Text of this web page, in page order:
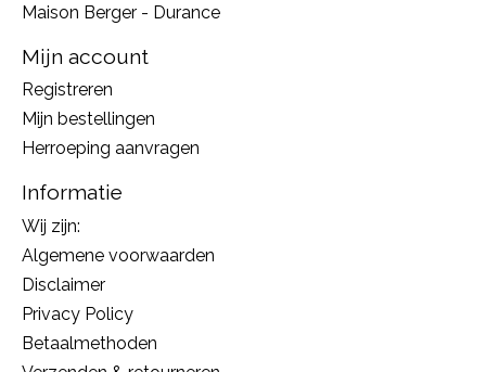
Maison Berger - Durance
Mijn account
Registreren
Mijn bestellingen
Herroeping aanvragen
Informatie
Wij zijn:
Algemene voorwaarden
Disclaimer
Privacy Policy
Betaalmethoden